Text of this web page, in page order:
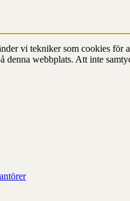
vi tekniker som cookies
denna webbplats. Att inte